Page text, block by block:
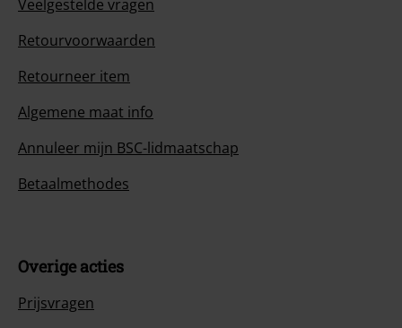
Veelgestelde vragen
Retourvoorwaarden
Retourneer item
Algemene maat info
Annuleer mijn BSC-lidmaatschap
Betaalmethodes
Overige acties
Prijsvragen